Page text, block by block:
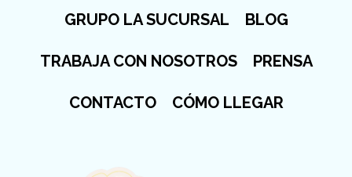
GRUPO LA SUCURSAL BLOG
TRABAJA CON NOSOTROS PRENSA
CONTACTO CÓMO LLEGAR